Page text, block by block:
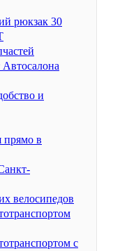
рюкзак 30
и
прямо в
велосипедов
с